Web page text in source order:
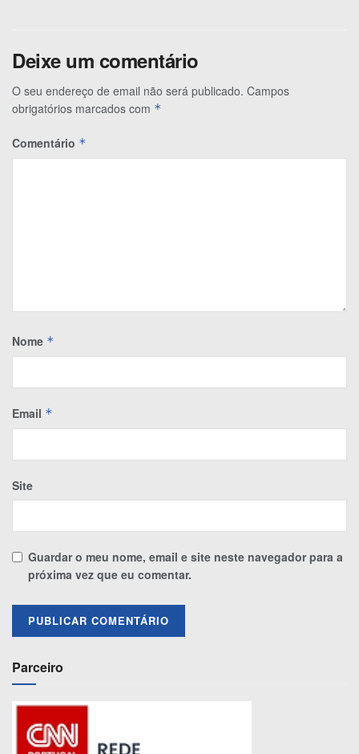
Deixe um comentário
O seu endereço de email não será publicado. Campos
obrigatórios marcados com *
Comentário *
Nome *
Email *
Site
Guardar o meu nome, email e site neste navegador para a
próxima vez que eu comentar.
Parceiro